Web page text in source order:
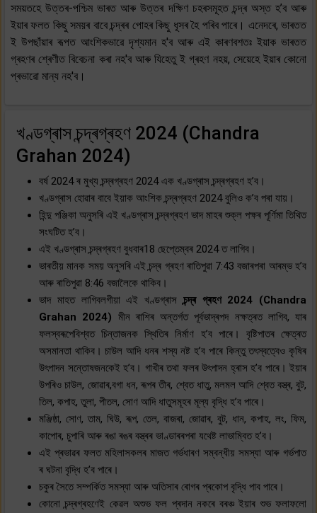
সময়তহে উত্তৰ-পশ্চিম ভাৰত আৰু উত্তৰ দক্ষিণ চহৰসমূহত চন্দ্ৰ অস্ত হ’ব আৰু
ইয়াৰ ফলত কিছু সময়ৰ বাবে চন্দ্ৰৰ পোহৰ কিছু ধূসৰ হৈ পৰিব পাৰে। এনেদৰে, ভাৰতত
ই উপছাঁয়াৰ ৰূপত আংশিকভাৱে দৃশ্যমান হ'ব আৰু এই কাৰণবশতঃ ইয়াক ভাৰতত
গ্ৰহণৰ শ্ৰেণীত বিবেচনা কৰা নহ'ব আৰু যিহেতু ই গ্ৰহণ নহয়, সেয়েহে ইয়াৰ কোনো
প্ৰভাৱো মান্য নহ'ব।
খণ্ডগ্ৰাস চন্দ্ৰগ্ৰহণ 2024 (Chandra
Grahan 2024)
বৰ্ষ 2024 ৰ মুখ্য চন্দ্ৰগ্ৰহণ 2024 এক খণ্ডগ্ৰাস চন্দ্ৰগ্ৰহণ হ’ব।
খণ্ডগ্ৰাস হোৱাৰ বাবে ইয়াক আংশিক চন্দ্ৰগ্ৰহণ 2024 বুলিও ক’ব পৰা যায়।
হিন্দু পঞ্জিকা অনুসৰি এই খণ্ডগ্ৰাস চন্দ্ৰগ্ৰহণ ভাদ মাহৰ শুক্ল পক্ষৰ পূৰ্ণিমা তিথিত
সংঘটিত হ’ব।
এই খণ্ডগ্ৰাস চন্দ্ৰগ্ৰহণ বুধবাৰ18 ছেপ্তেম্বৰ 2024 ত লাগিব।
ভাৰতীয় মানক সময় অনুসৰি এই চন্দ্ৰ গ্ৰহণ ৰাতিপুৱা 7:43 বজাৰপৰা আৰম্ভ হ’ব
আৰু ৰাতিপুৱা 8:46 বজালৈকে থাকিব।
ভাদ মাহত লাগিবলগীয়া এই খণ্ডগ্ৰাস চন্দ্ৰ গ্ৰহণ 2024 (Chandra
Grahan 2024) মীন ৰাশিৰ অন্তৰ্গত পূৰ্বভাদ্ৰপদ নক্ষত্ৰত লাগিব, যাৰ
ফলস্বৰূপেবিশ্বত চিন্তাজনক স্থিতিৰ নিৰ্মাণ হ’ব পাৰে। বৃষ্টিপাতৰ ক্ষেত্ৰত
অসমানতা থাকিব। চাউল আদি ধনৰ শস্য নষ্ট হ’ব পাৰে কিন্তু তৎস্বত্বেও কৃষিৰ
উৎপাদন সন্তোষজনকেই হ’ব। গাখীৰ তথা ফলৰ উৎপাদন হ্ৰাস হ’ব পাৰে। ইয়াৰ
উপৰিও চাউল, জোৱাৰ,বগা ধন, ৰূপৰ তীৰ, শ্বেত ধাতু, মলমল আদি শ্বেত বস্ত্ৰ, বুট,
তিল, কপাহ, তুলা, পীতল, সোণ আদি ধাতুসমূহৰ মূল্য বৃদ্ধি হ’ব পাৰে।
মঞ্জিষ্ঠা, সোণ, তাম, ঘিউ, ৰূপ, তেল, বাজৰা, জোৱাৰ, বুট, ধান, কপাহ, লং, ফিম,
কাপোৰ, চুপাৰি আৰু ৰঙা ৰঙৰ বস্ত্ৰৰ ভাণ্ডাৰৰপৰা যথেষ্ট লাভাম্বিত হ’ব।
এই প্ৰভাৱৰ ফলত মহিলাসকলৰ মাজত গৰ্ভধাৰণ সম্বন্ধীয় সমস্যা আৰু গৰ্ভপাত
ৰ ঘটনা বৃদ্ধি হ’ব পাৰে।
চকুৰ সৈতে সম্পৰ্কিত সমস্যা আৰু অতিসাৰ ৰোগৰ প্ৰকোপ বৃদ্ধি পাব পাৰে।
কোনো চন্দ্ৰগ্ৰহণেই কেৱল অশুভ ফল প্ৰদান নকৰে বৰঞ্চ ইয়াৰ শুভ ফলাফলো